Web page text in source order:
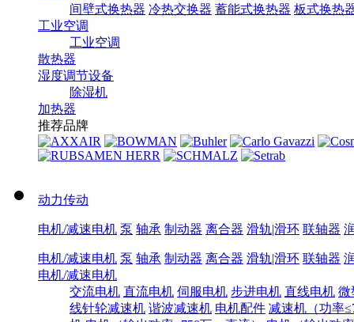
间壁式换热器 冷热交换器 蓄能式换热器 板式换热
工业空调
工业空调
散热器
湿度调节设备
除湿机
加热器
推荐品牌
动力传动
电机/减速电机 泵 轴承 制动器 离合器 滑轨|滑环 联轴器
电机/减速电机 泵 轴承 制动器 离合器 滑轨|滑环 联轴器
电机/减速电机
交流电机 直流电机 伺服电机 步进电机 直线电机 微
线针轮减速机 谐波减速机 电机配件 减速机（功率